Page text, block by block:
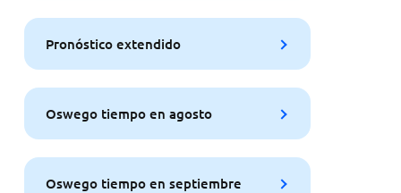
Pronóstico extendido
Oswego tiempo en agosto
Oswego tiempo en septiembre